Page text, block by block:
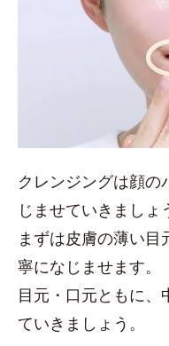
クレンジングは顔の
じませていきましょ
まずは皮膚の薄い
寧になじませます。
目元・口元ともに
ていきましょう。